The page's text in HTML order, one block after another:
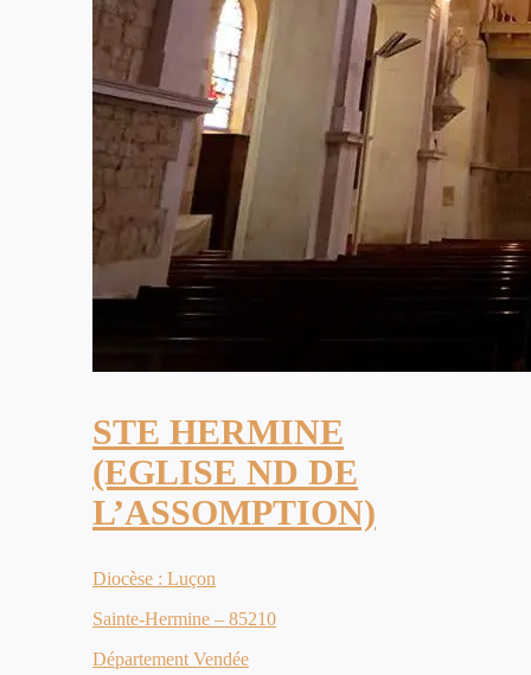
STE HERMINE
(EGLISE ND DE
L’ASSOMPTION)
Diocèse : Luçon
Sainte-Hermine – 85210
Département Vendée